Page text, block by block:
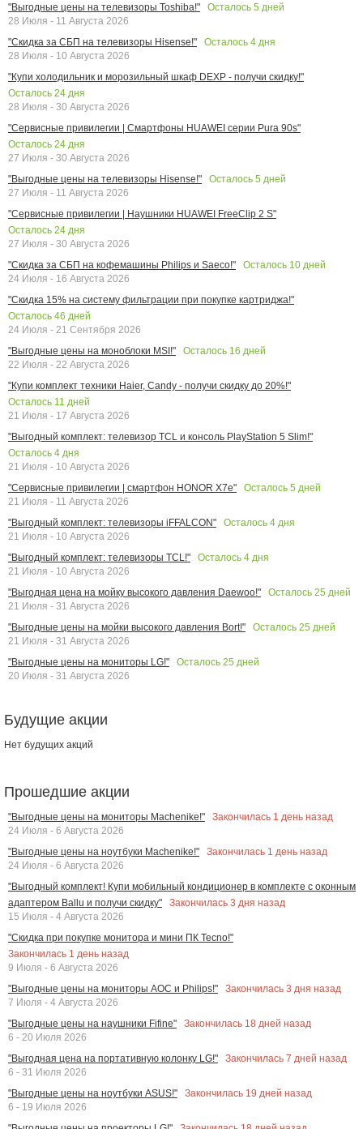
"Выгодные цены на телевизоры Toshiba!"
Осталось 5 дней
28 Июля - 11 Августа 2026
"Скидка за СБП на телевизоры Hisense!"
Осталось 4 дня
28 Июля - 10 Августа 2026
"Купи холодильник и морозильный шкаф DEXP - получи скидку!"
Осталось 24 дня
28 Июля - 30 Августа 2026
"Сервисные привилегии | Смартфоны HUAWEI серии Pura 90s"
Осталось 24 дня
27 Июля - 30 Августа 2026
"Выгодные цены на телевизоры Hisense!"
Осталось 5 дней
27 Июля - 11 Августа 2026
"Сервисные привилегии | Наушники HUAWEI FreeClip 2 S"
Осталось 24 дня
27 Июля - 30 Августа 2026
"Скидка за СБП на кофемашины Philips и Saeco!"
Осталось 10 дней
24 Июля - 16 Августа 2026
"Скидка 15% на систему фильтрации при покупке картриджа!"
Осталось 46 дней
24 Июля - 21 Сентября 2026
"Выгодные цены на моноблоки MSI!"
Осталось 16 дней
22 Июля - 22 Августа 2026
"Купи комплект техники Haier, Candy - получи скидку до 20%!"
Осталось 11 дней
21 Июля - 17 Августа 2026
"Выгодный комплект: телевизор TCL и консоль PlayStation 5 Slim!"
Осталось 4 дня
21 Июля - 10 Августа 2026
"Сервисные привилегии | смартфон HONOR X7e"
Осталось 5 дней
21 Июля - 11 Августа 2026
"Выгодный комплект: телевизоры iFFALCON"
Осталось 4 дня
21 Июля - 10 Августа 2026
"Выгодный комплект: телевизоры TCL!"
Осталось 4 дня
21 Июля - 10 Августа 2026
"Выгодная цена на мойку высокого давления Daewoo!"
Осталось 25 дней
21 Июля - 31 Августа 2026
"Выгодные цены на мойки высокого давления Bort!"
Осталось 25 дней
21 Июля - 31 Августа 2026
"Выгодные цены на мониторы LG!"
Осталось 25 дней
20 Июля - 31 Августа 2026
Будущие акции
Нет будущих акций
Прошедшие акции
"Выгодные цены на мониторы Machenike!" Закончилась 1 день назад
24 Июля - 6 Августа 2026
"Выгодные цены на ноутбуки Machenike!"
Закончилась 1 день назад
24 Июля - 6 Августа 2026
"Выгодный комплект! Купи мобильный кондиционер в комплекте с оконным
адаптером Ballu и получи скидку"
Закончилась 3 дня назад
15 Июля - 4 Августа 2026
"Скидка при покупке монитора и мини ПК Tecno!"
Закончилась 1 день назад
9 Июля - 6 Августа 2026
"Выгодные цены на мониторы AOC и Philips!"
Закончилась 3 дня назад
7 Июля - 4 Августа 2026
"Выгодные цены на наушники Fifine"
Закончилась 18 дней назад
6 - 20 Июля 2026
"Выгодная цена на портативную колонку LG!"
Закончилась 7 дней назад
6 - 31 Июля 2026
"Выгодные цены на ноутбуки ASUS!"
Закончилась 19 дней назад
6 - 19 Июля 2026